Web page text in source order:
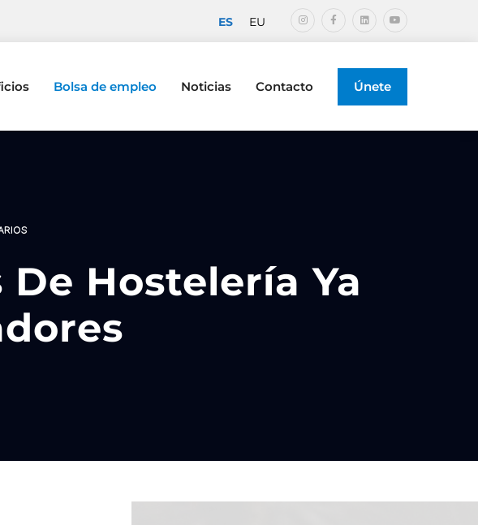
ES EU
Bolsa de empleo Noticias Contacto Únete
Hostelería Ya